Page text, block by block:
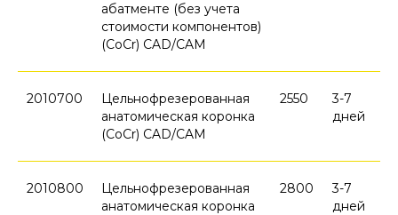
абатменте (без учета
стоимости компонентов)
(CoCr) CAD/CAM
2010700
Цельнофрезерованная
анатомическая коронка
(CoCr) CAD/CAM
2550
3-7
дней
2010800
Цельнофрезерованная
анатомическая коронка
2800
3-7
дней